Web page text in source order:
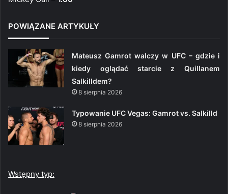
POWIĄZANE ARTYKUŁY
Mateusz Gamrot walczy w UFC – gdzie i
kiedy oglądać starcie z Quillanem
Salkilldem?
8 sierpnia 2026
Typowanie UFC Vegas: Gamrot vs. Salkilld
8 sierpnia 2026
Wstępny typ: